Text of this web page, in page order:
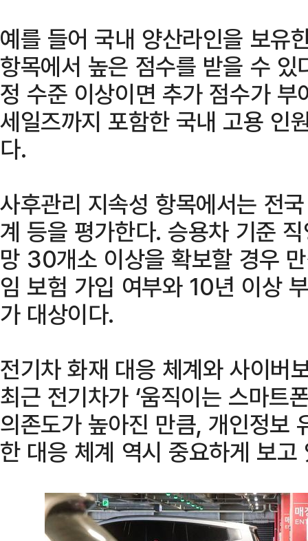
예를 들어 국내 양산라인을 보유
항목에서 높은 점수를 받을 수
정 수준 이상이면 추가 점수가 부
세일즈까지 포함한 국내 고용 인
다.
사후관리 지속성 항목에서는 전
계 등을 평가한다. 승용차 기준
망 30개소 이상을 확보할 경우
임 보험 가입 여부와 10년 이상
가 대상이다.
전기차 화재 대응 체계와 사이버
최근 전기차가 ‘움직이는 스마트
의존도가 높아진 만큼, 개인정보
한 대응 체계 역시 중요하게 보고